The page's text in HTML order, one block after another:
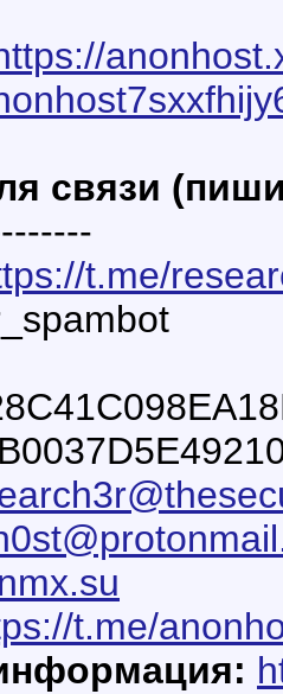
связи
t.me/
t.me/